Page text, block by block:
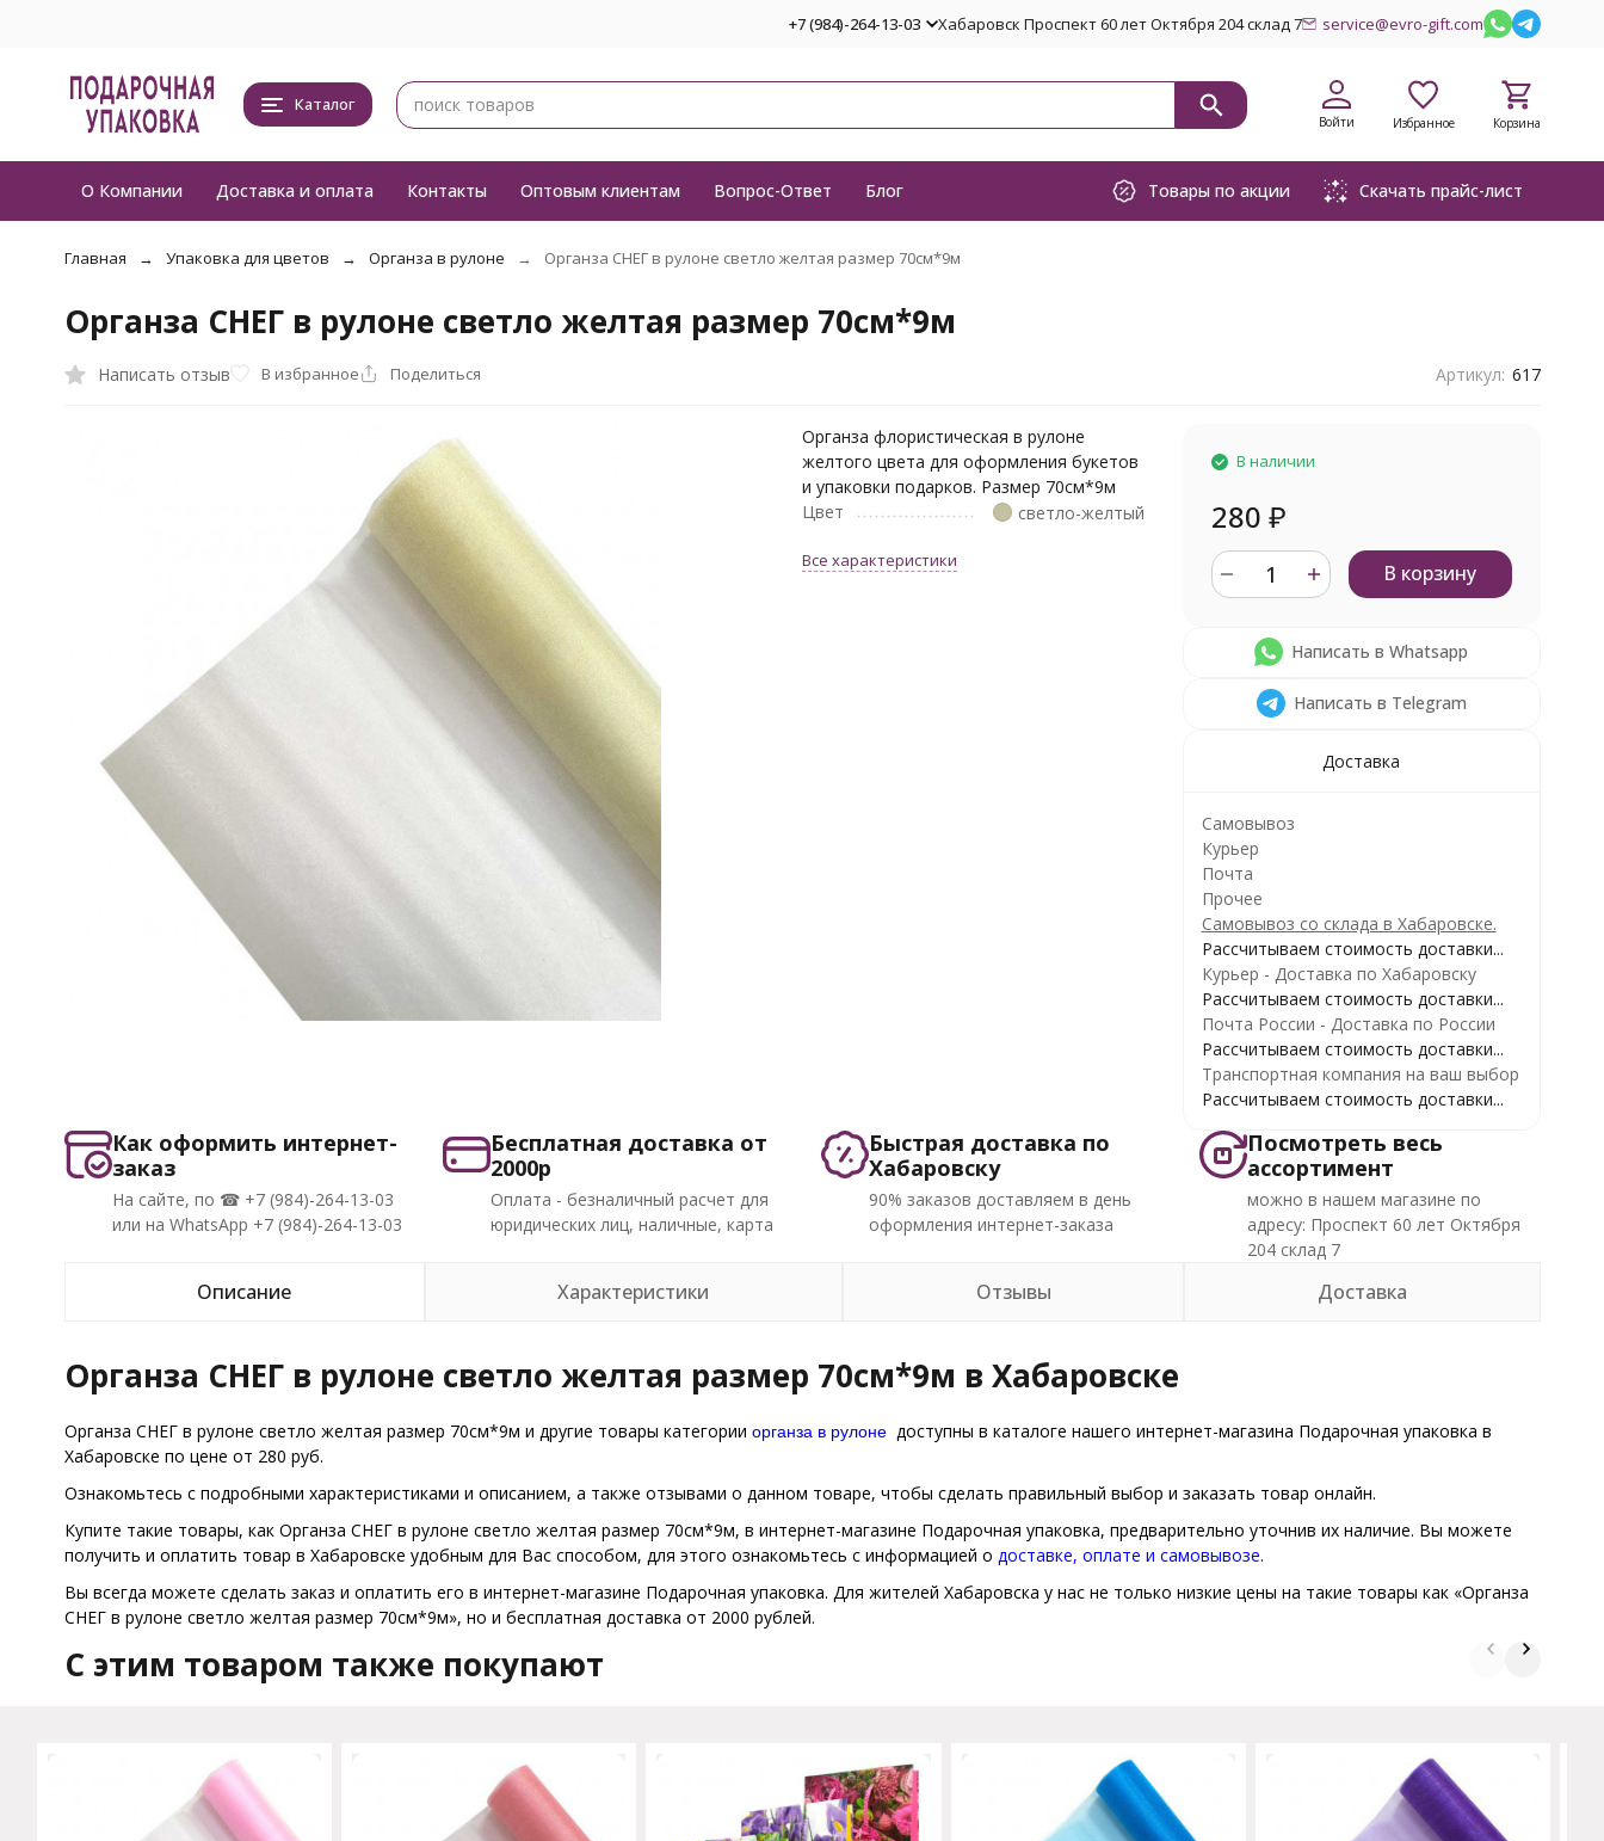
+7 (984)-264-13-03 Хабаровск Проспект 60 лет Октября 204 склад 7 service@evro-gift.com
Каталог
Войти Избранное Корзина
О Компании Доставка и оплата Контакты Оптовым клиентам Вопрос-Ответ Блог Товары по акции Скачать прайс-лист
Главная Упаковка для цветов Органза в рулоне Органза СНЕГ в рулоне светло желтая размер 70см*9м
Органза СНЕГ в рулоне светло желтая размер 70см*9м
Написать отзыв В избранное Поделиться Артикул: 617
Органза флористическая в рулоне
желтого цвета для оформления букетов
и упаковки подарков. Размер 70см*9м
Цвет
светло-желтый
Все характеристики
В наличии
280 ₽
В корзину
Написать в Whatsapp
Написать в Telegram
Доставка
Самовывоз
Курьер
Почта
Прочее
Самовывоз со склада в Хабаровске.
Рассчитываем стоимость доставки...
Курьер - Доставка по Хабаровску
Рассчитываем стоимость доставки...
Почта России - Доставка по России
Рассчитываем стоимость доставки...
Транспортная компания на ваш выбор
Рассчитываем стоимость доставки...
Как оформить интернет-
заказ
На сайте, по ☎ +7 (984)-264-13-03
или на WhatsApp +7 (984)-264-13-03
Бесплатная доставка от
2000р
Оплата - безналичный расчет для
юридических лиц, наличные, карта
Быстрая доставка по
Хабаровску
90% заказов доставляем в день
оформления интернет-заказа
Посмотреть весь
ассортимент
можно в нашем магазине по
адресу: Проспект 60 лет Октября
204 склад 7
Описание Характеристики Отзывы Доставка
Органза СНЕГ в рулоне светло желтая размер 70см*9м в Хабаровске
Органза СНЕГ в рулоне светло желтая размер 70см*9м и другие товары категории органза в рулонедоступны в каталоге нашего интернет-магазина Подарочная упаковка в
Хабаровске по цене от 280 руб.
Ознакомьтесь с подробными характеристиками и описанием, а также отзывами о данном товаре, чтобы сделать правильный выбор и заказать товар онлайн.
Купите такие товары, как Органза СНЕГ в рулоне светло желтая размер 70см*9м, в интернет-магазине Подарочная упаковка, предварительно уточнив их наличие. Вы можете
получить и оплатить товар в Хабаровске удобным для Вас способом, для этого ознакомьтесь с информацией о доставке, оплате и самовывозе.
Вы всегда можете сделать заказ и оплатить его в интернет-магазине Подарочная упаковка. Для жителей Хабаровска у нас не только низкие цены на такие товары как «Органза
СНЕГ в рулоне светло желтая размер 70см*9м», но и бесплатная доставка от 2000 рублей.
C этим товаром также покупают